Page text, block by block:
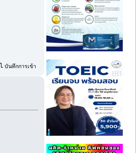
บันทึกการเข้า